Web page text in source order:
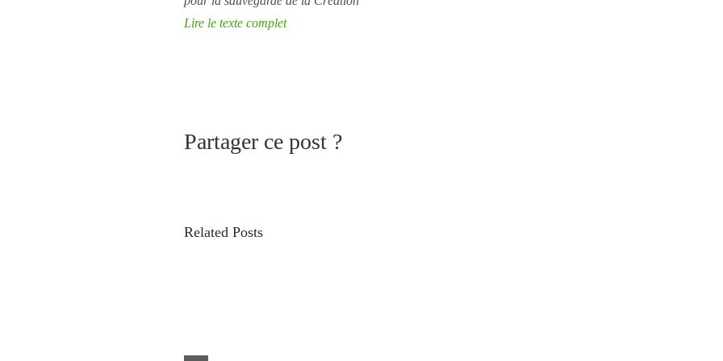
Lire le texte complet
Partager ce post ?
Related Posts